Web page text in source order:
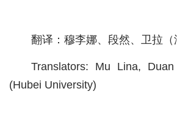
创意
翻译：穆李娜、段然、卫拉（
Translators: Mu Lina,
(Hubei University)